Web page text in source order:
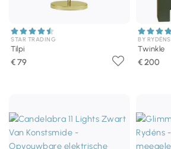
STAR TRADING
Tilpi
€ 79
BY RYDÉNS
Twinkle
€ 200